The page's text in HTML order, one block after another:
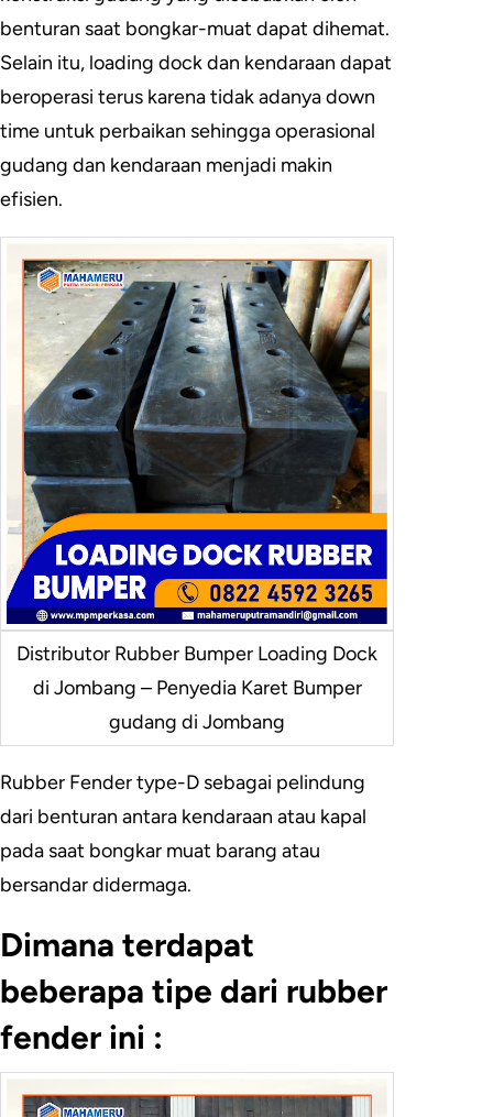
benturan saat bongkar-muat dapat dihemat.
Selain itu, loading dock dan kendaraan dapat
beroperasi terus karena tidak adanya down
time untuk perbaikan sehingga operasional
gudang dan kendaraan menjadi makin
efisien.
Distributor Rubber Bumper Loading Dock
di Jombang – Penyedia Karet Bumper
gudang di Jombang
Rubber Fender type-D sebagai pelindung
dari benturan antara kendaraan atau kapal
pada saat bongkar muat barang atau
bersandar didermaga.
Dimana terdapat
beberapa tipe dari rubber
fender ini :